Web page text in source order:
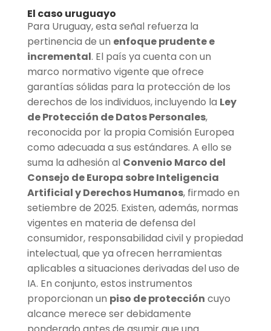
El caso uruguayo
Para Uruguay, esta señal refuerza la
pertinencia de un enfoque prudente e
incremental. El país ya cuenta con un
marco normativo vigente que ofrece
garantías sólidas para la protección de los
derechos de los individuos, incluyendo la Ley
de Protección de Datos Personales,
reconocida por la propia Comisión Europea
como adecuada a sus estándares. A ello se
suma la adhesión al Convenio Marco del
Consejo de Europa sobre Inteligencia
Artificial y Derechos Humanos, firmado en
setiembre de 2025. Existen, además, normas
vigentes en materia de defensa del
consumidor, responsabilidad civil y propiedad
intelectual, que ya ofrecen herramientas
aplicables a situaciones derivadas del uso de
IA. En conjunto, estos instrumentos
proporcionan un piso de protección cuyo
alcance merece ser debidamente